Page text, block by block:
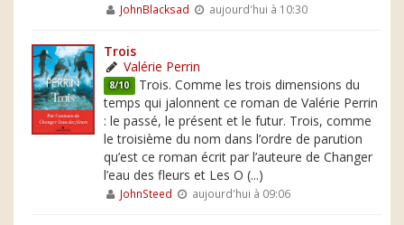
JohnBlacksad aujourd'hui à 10:30
Trois
Valérie Perrin
8/10 Trois. Comme les trois dimensions du
temps qui jalonnent ce roman de Valérie Perrin
: le passé, le présent et le futur. Trois, comme
le troisième du nom dans l’ordre de parution
qu’est ce roman écrit par l’auteure de Changer
l’eau des fleurs et Les O (...)
JohnSteed aujourd'hui à 09:06